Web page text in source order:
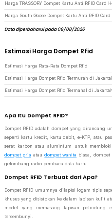
Data diperbaharui pada 08/08/2026
Estimasi Harga Dompet Rfid
Estimasi Harga Rata-Rata Dompet Rfid
Apa Itu Dompet RFID?
Dompet RFID adalah dompet yang dirancang
seperti kartu kredit, kartu debit, e-KTP, atau
serat karbon atau aluminium untuk
dompet pria ataudompet wanita biasa, dompet
gelombang radio pembaca data kartu.
Dompet RFID Terbuat dari Apa?
Dompet RFID umumnya dilapisi logam tipis
khusus yang disisipkan ke dalam lapisan kulit
model yang memasang lapisan pelindung
tersembunyi.